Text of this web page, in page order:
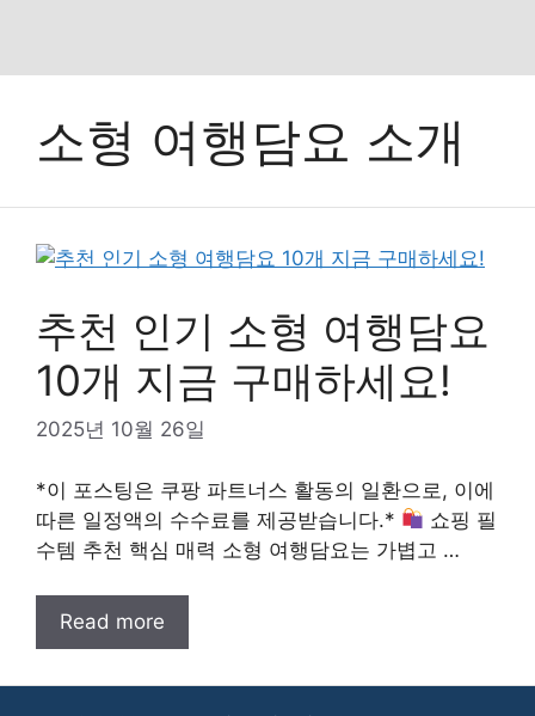
소형 여행담요 소개
추천 인기 소형 여행담요
10개 지금 구매하세요!
2025년 10월 26일
*이 포스팅은 쿠팡 파트너스 활동의 일환으로, 이에
따른 일정액의 수수료를 제공받습니다.*
쇼핑 필
수템 추천 핵심 매력 소형 여행담요는 가볍고 …
Read more